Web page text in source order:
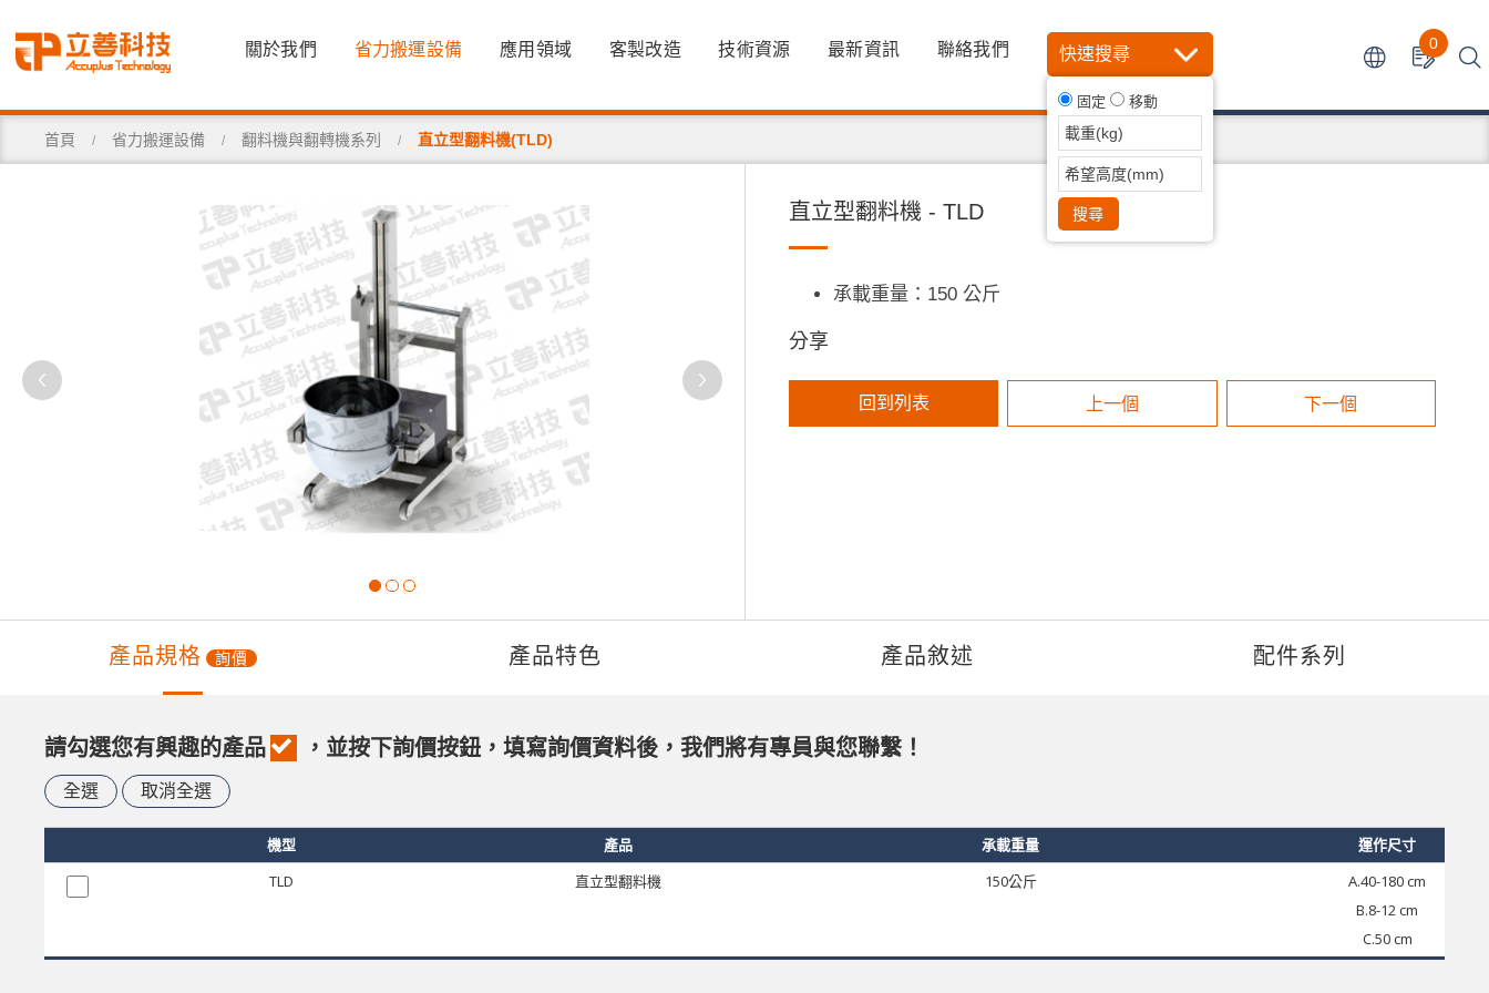
關於我們 省力搬運設備 應用領域 客製改造 技術資源 最新資訊 聯絡我們 快速搜尋
固定 移動
搜尋
0
首頁 省力搬運設備 翻料機與翻轉機系列 直立型翻料機(TLD)
直立型翻料機 - TLD
承載重量：150 公斤
分享
回到列表 上一個 下一個
產品規格 詢價 產品特色 產品敘述 配件系列
請勾選您有興趣的產品 ，並按下詢價按鈕，填寫詢價資料後，我們將有專員與您聯繫！
全選 取消全選
機型 產品 承載重量
運作尺寸
TLD
直立型翻料機 150公斤
A.40-180 cm
B.8-12 cm
C.50 cm